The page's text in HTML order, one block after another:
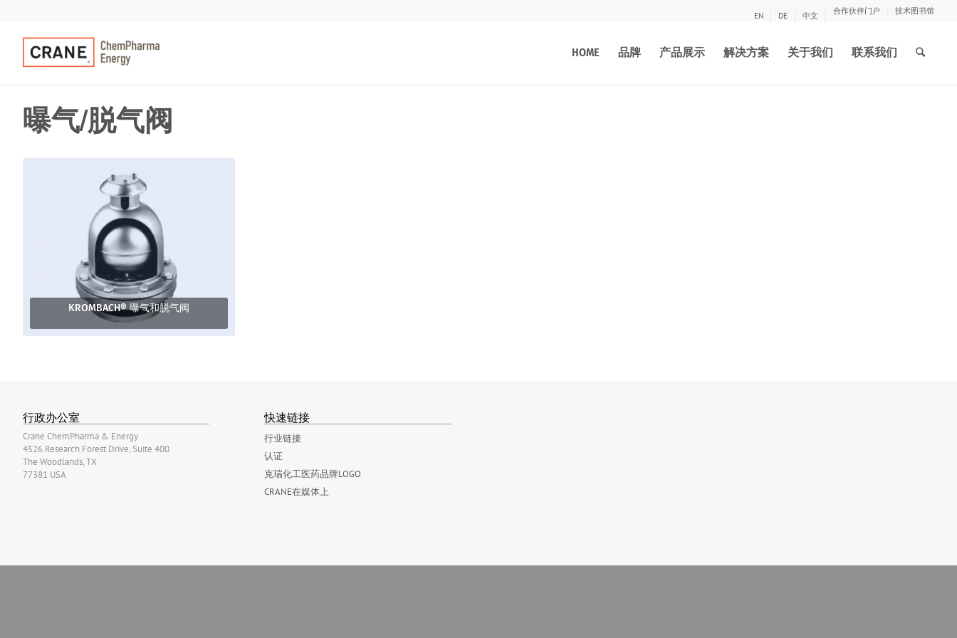
EN DE 中文 合作伙伴门户 技术图书馆
HOME 品牌 产品展示 解决方案 关于我们 联系我们
曝气/脱气阀
KROMBACH® 曝气和脱气阀
行政办公室
Crane ChemPharma & Energy
4526 Research Forest Drive, Suite 400
The Woodlands, TX
77381 USA
快速链接
行业链接
认证
克瑞化工医药品牌LOGO
CRANE在媒体上